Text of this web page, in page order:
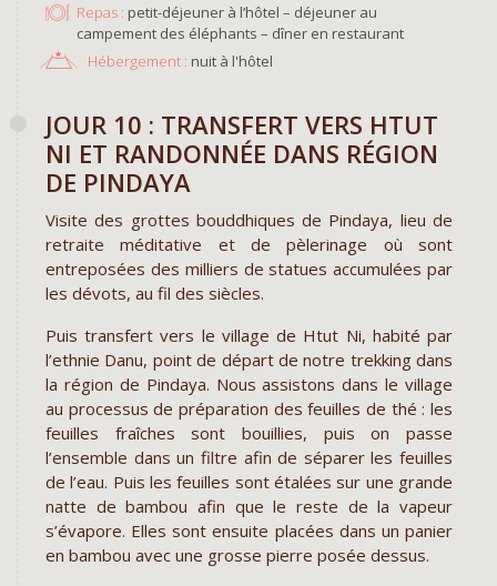
Repas : petit-déjeuner à l’hôtel – déjeuner au
campement des éléphants – dîner en restaurant
Hébergement : nuit à l'hôtel
JOUR 10 : TRANSFERT VERS HTUT
NI ET RANDONNÉE DANS RÉGION
DE PINDAYA
Visite des grottes bouddhiques de Pindaya, lieu de
retraite méditative et de pèlerinage où sont
entreposées des milliers de statues accumulées par
les dévots, au fil des siècles.
Puis transfert vers le village de Htut Ni, habité par
l’ethnie Danu, point de départ de notre trekking dans
la région de Pindaya. Nous assistons dans le village
au processus de préparation des feuilles de thé : les
feuilles fraîches sont bouillies, puis on passe
l’ensemble dans un filtre afin de séparer les feuilles
de l’eau. Puis les feuilles sont étalées sur une grande
natte de bambou afin que le reste de la vapeur
s’évapore. Elles sont ensuite placées dans un panier
en bambou avec une grosse pierre posée dessus.